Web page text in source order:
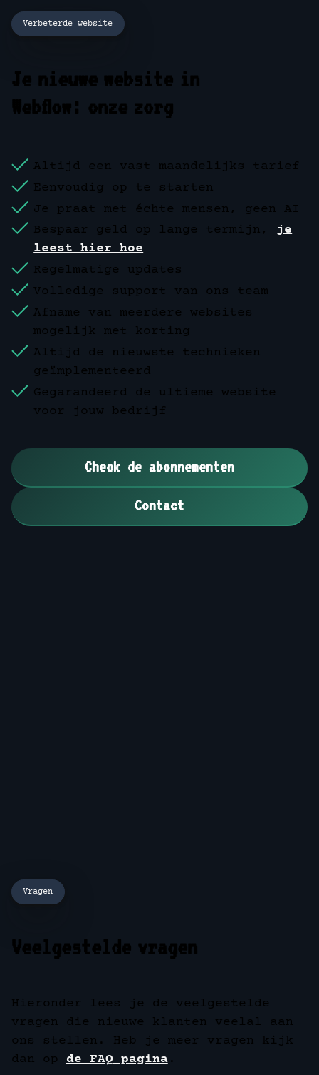
Verbeterde website
Je nieuwe website in
Webflow: onze zorg
Altijd een vast maandelijks tarief
Eenvoudig op te starten
Je praat met échte mensen, geen AI
Bespaar geld op lange termijn, je
leest hier hoe
Regelmatige updates
Volledige support van ons team
Afname van meerdere websites
mogelijk met korting
Altijd de nieuwste technieken
geïmplementeerd
Gegarandeerd de ultieme website
voor jouw bedrijf
Check de abonnementen
Contact
Vragen
Veelgestelde vragen
Hieronder lees je de veelgestelde
vragen die nieuwe klanten veelal aan
ons stellen. Heb je meer vragen kijk
dan op de FAQ pagina.